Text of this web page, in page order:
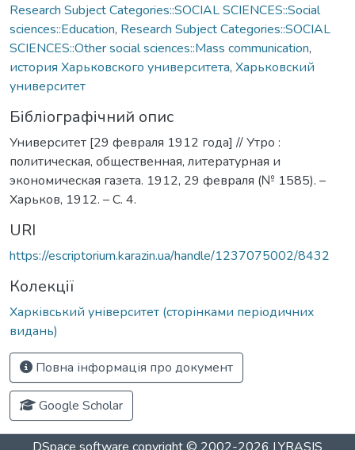
Research Subject Categories::SOCIAL SCIENCES::Social
sciences::Education, Research Subject Categories::SOCIAL
SCIENCES::Other social sciences::Mass communication,
история Харьковского университета, Харьковский
университет
Бібліографічний опис
Университет [29 февраля 1912 года] // Утро :
политическая, общественная, литературная и
экономическая газета. 1912, 29 февраля (№ 1585). –
Харьков, 1912. – С. 4.
URI
https://escriptorium.karazin.ua/handle/1237075002/8432
Колекції
Харківський університет (сторінками періодичних
видань)
Повна інформація про документ
Google Scholar